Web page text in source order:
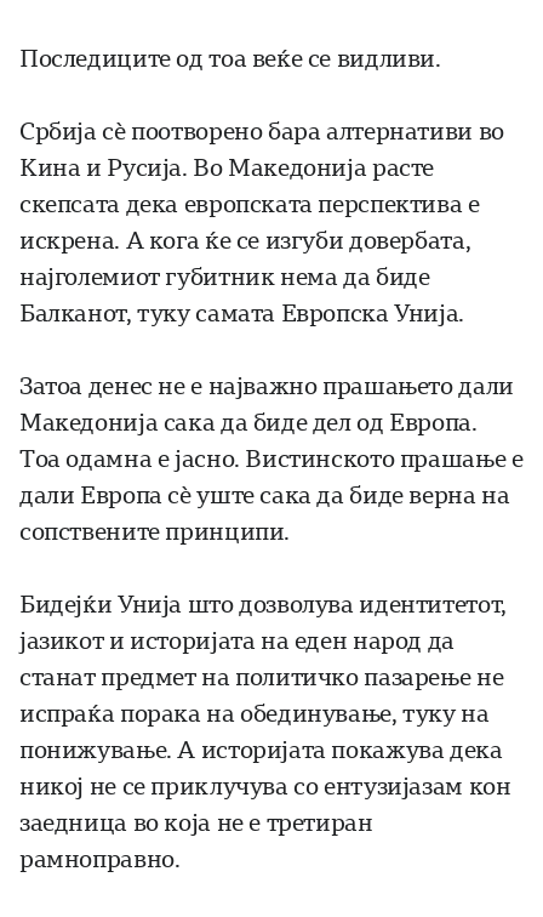
Последиците од тоа веќе се видливи.
Србија сѐ поотворено бара алтернативи во
Кина и Русија. Во Македонија расте
скепсата дека европската перспектива е
искрена. А кога ќе се изгуби довербата,
најголемиот губитник нема да биде
Балканот, туку самата Европска Унија.
Затоа денес не е најважно прашањето дали
Македонија сака да биде дел од Европа.
Тоа одамна е јасно. Вистинското прашање е
дали Европа сѐ уште сака да биде верна на
сопствените принципи.
Бидејќи Унија што дозволува идентитетот,
јазикот и историјата на еден народ да
станат предмет на политичко пазарење не
испраќа порака на обединување, туку на
понижување. А историјата покажува дека
никој не се приклучува со ентузијазам кон
заедница во која не е третиран
рамноправно.